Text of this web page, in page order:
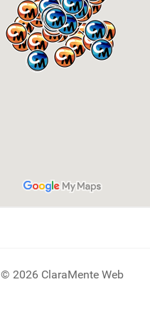
© 2026 ClaraMente Web